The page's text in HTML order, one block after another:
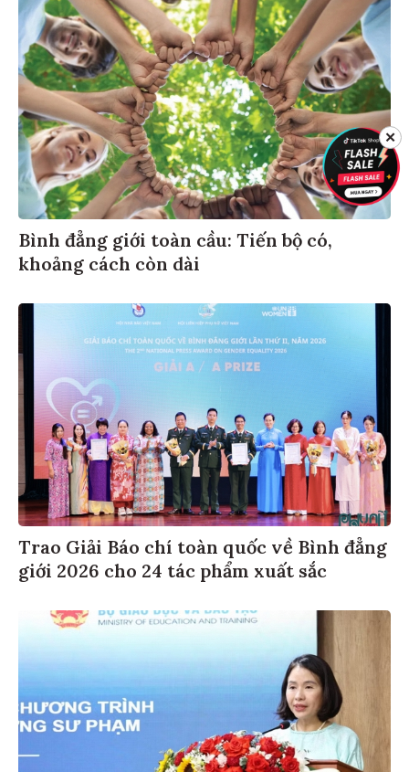
Bình đẳng giới toàn cầu: Tiến bộ có,
khoảng cách còn dài
Trao Giải Báo chí toàn quốc về Bình đẳng
giới 2026 cho 24 tác phẩm xuất sắc
✕